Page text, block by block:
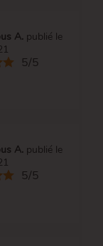
A. publié le
5/5
A. publié le
5/5